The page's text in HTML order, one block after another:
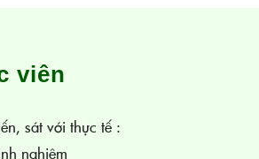
viên
sát với thực tế :
nghiệm